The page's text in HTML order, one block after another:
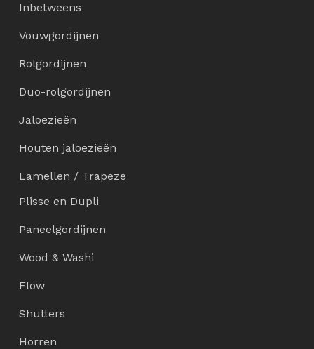
Inbetweens
Vouwgordijnen
Rolgordijnen
Duo-rolgordijnen
Jaloezieën
Houten jaloezieën
Lamellen / Trapeze
Plisse en Dupli
Paneelgordijnen
Wood & Washi
Flow
Shutters
Horren